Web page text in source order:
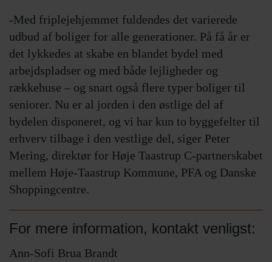
-Med friplejehjemmet fuldendes det varierede
udbud af boliger for alle generationer. På få år er
det lykkedes at skabe en blandet bydel med
arbejdspladser og med både lejligheder og
rækkehuse – og snart også flere typer boliger til
seniorer. Nu er al jorden i den østlige del af
bydelen disponeret, og vi har kun to byggefelter til
erhverv tilbage i den vestlige del, siger Peter
Mering, direktør for Høje Taastrup C-partnerskabet
mellem Høje-Taastrup Kommune, PFA og Danske
Shoppingcentre.
For mere information, kontakt venligst:
Ann-Sofi Brua Brandt